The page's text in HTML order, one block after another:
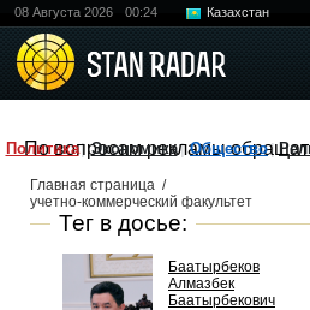
08 Августа 2026 00:24 Казахстан
Политика Экономика Общество
По вопросам рекламы
Главная страница /
учетно-коммерческий факультет
Тег в досье:
Баатырбеков
Алмазбек
Баатырбекович